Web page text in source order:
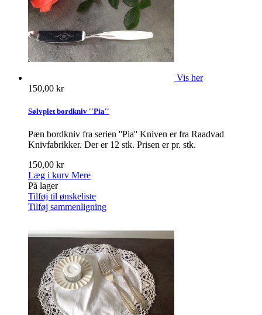
Vis her
150,00 kr
Sølvplet bordkniv ''Pia''
Pæn bordkniv fra serien ''Pia'' Kniven er fra Raadvad
Knivfabrikker. Der er 12 stk. Prisen er pr. stk.
150,00 kr
Læg i kurv Mere
På lager
Tilføj til ønskeliste
Tilføj sammenligning